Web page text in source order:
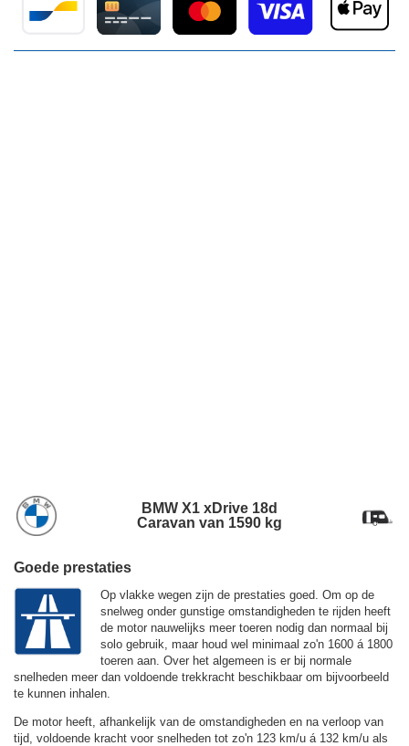
BMW X1 xDrive 18d
Caravan van 1590 kg
Goede prestaties
Op vlakke wegen zijn de prestaties goed. Om op de
snelweg onder gunstige omstandigheden te rijden heeft
de motor nauwelijks meer toeren nodig dan normaal bij
solo gebruik, maar houd wel minimaal zo'n 1600 á 1800
toeren aan. Over het algemeen is er bij normale
snelheden meer dan voldoende trekkracht beschikbaar om bijvoorbeeld
te kunnen inhalen.
De motor heeft, afhankelijk van de omstandigheden en na verloop van
tijd, voldoende kracht voor snelheden tot zo'n 123 km/u á 132 km/u als